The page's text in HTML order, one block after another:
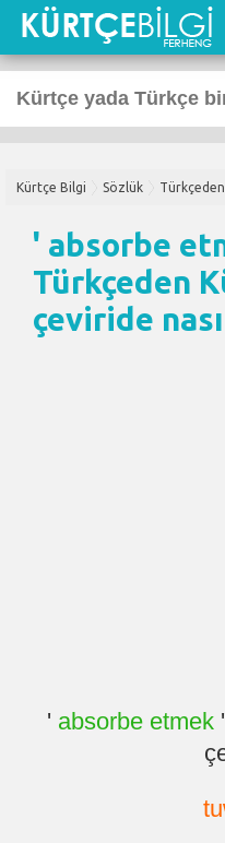
Kürtçe Bilgi Sözlük
' absorbe
Türkçeden
çeviride
' absorbe etmek'